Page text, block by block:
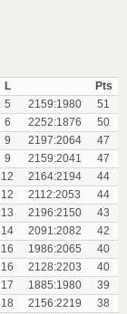
L
Pts
5 2159:1980
51
6 2252:1876
50
9 2197:2064
47
9 2159:2041
47
12 2164:2194
44
12 2112:2053
44
13 2196:2150
43
14 2091:2082
42
16 1986:2065
40
16 2128:2203
40
17 1885:1980
39
18 2156:2219
38